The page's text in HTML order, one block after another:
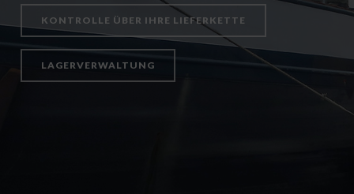
KONTROLLE ÜBER IHRE LIEFERKETTE
LAGERVERWALTUNG